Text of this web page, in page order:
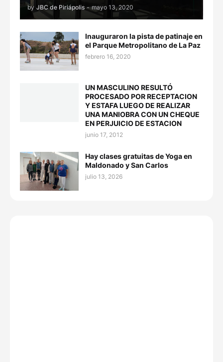
by JBC de Piriápolis - mayo 13, 2020
Inauguraron la pista de patinaje en
el Parque Metropolitano de La Paz
febrero 16, 2020
UN MASCULINO RESULTÓ
PROCESADO POR RECEPTACION
Y ESTAFA LUEGO DE REALIZAR
UNA MANIOBRA CON UN CHEQUE
EN PERJUICIO DE ESTACION
junio 17, 2012
Hay clases gratuitas de Yoga en
Maldonado y San Carlos
julio 13, 2026